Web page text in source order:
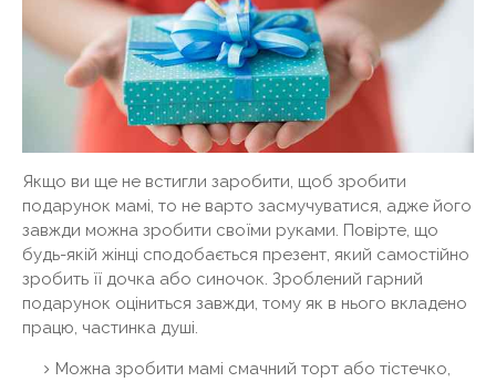
Якщо ви ще не встигли заробити, щоб зробити
подарунок мамі, то не варто засмучуватися, адже його
завжди можна зробити своїми руками. Повірте, що
будь-якій жінці сподобається презент, який самостійно
зробить її дочка або синочок. Зроблений гарний
подарунок оціниться завжди, тому як в нього вкладено
працю, частинка душі.
Можна зробити мамі смачний торт або тістечко,